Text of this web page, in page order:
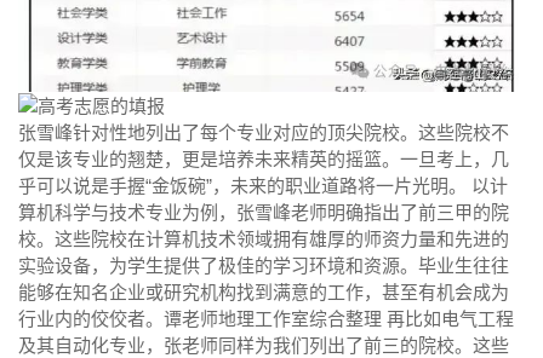
张雪峰针对性地列出了每个专业对应的顶尖院校。这些院校不
仅是该专业的翘楚，更是培养未来精英的摇篮。一旦考上，几
乎可以说是手握“金饭碗”，未来的职业道路将一片光明。 以计
算机科学与技术专业为例，张雪峰老师明确指出了前三甲的院
校。这些院校在计算机技术领域拥有雄厚的师资力量和先进的
实验设备，为学生提供了极佳的学习环境和资源。毕业生往往
能够在知名企业或研究机构找到满意的工作，甚至有机会成为
行业内的佼佼者。谭老师地理工作室综合整理 再比如电气工程
及其自动化专业，张老师同样为我们列出了前三的院校。这些